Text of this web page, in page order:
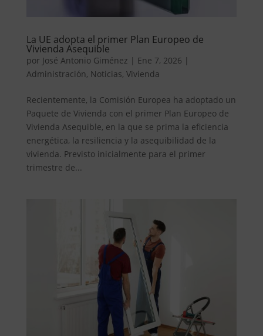
La UE adopta el primer Plan Europeo de
Vivienda Asequible
por José Antonio Giménez | Ene 7, 2026 |
Administración, Noticias, Vivienda
Recientemente, la Comisión Europea ha adoptado un
Paquete de Vivienda con el primer Plan Europeo de
Vivienda Asequible, en la que se prima la eficiencia
energética, la resiliencia y la asequibilidad de la
vivienda. Previsto inicialmente para el primer
trimestre de...